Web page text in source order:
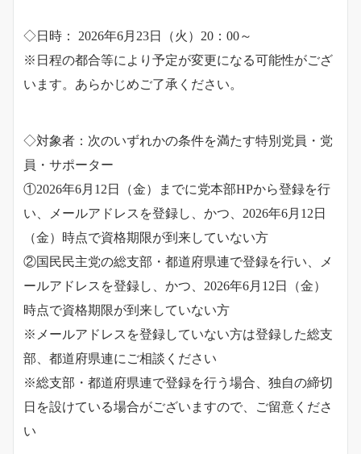
◇日時： 2026年6月23日（火）20：00～
※日程の都合等により予定が変更になる可能性がござ
います。あらかじめご了承ください。
◇対象者：次のいずれかの条件を満たす特別党員・党
員・サポーター
①2026年6月12日（金）までに党本部HPから登録を行
い、メールアドレスを登録し、かつ、2026年6月12日
（金）時点で資格期限が到来していない方
②国民民主党の総支部・都道府県連で登録を行い、メ
ールアドレスを登録し、かつ、2026年6月12日（金）
時点で資格期限が到来していない方
※メールアドレスを登録していない方は登録した総支
部、都道府県連にご相談ください
※総支部・都道府県連で登録を行う場合、独自の締切
日を設けている場合がございますので、ご留意くださ
い